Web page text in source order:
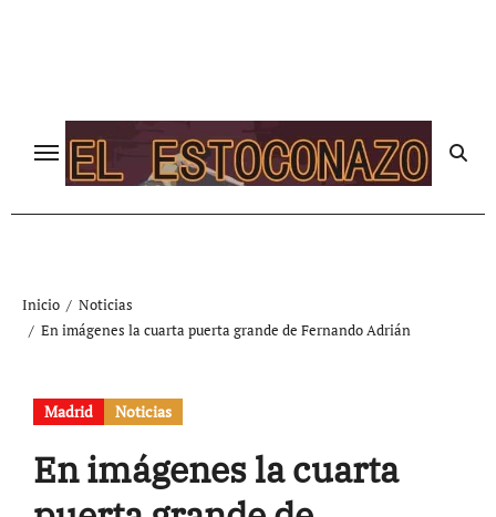
Inicio
Noticias
En imágenes la cuarta puerta grande de Fernando Adrián
Madrid Noticias
En imágenes la cuarta